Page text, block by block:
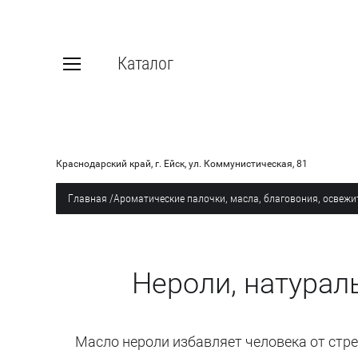
Каталог
Краснодарский край, г. Ейск, ул. Коммунистическая, 81
Главная /Ароматические палочки, масла, благовония,
Нероли,
Масло нероли избавляет человека от